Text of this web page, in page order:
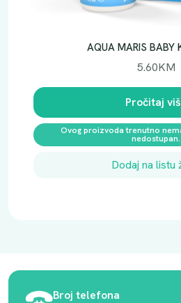
AQUA MARIS BABY
5.60KM
Pročitaj
Ovog proizvoda trenutno
nedostupan.
Dodaj na listu
Broj telefona